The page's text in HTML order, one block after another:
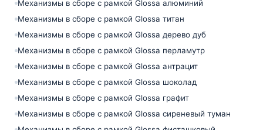
Механизмы в сборе с рамкой Glossa алюминий
Механизмы в сборе с рамкой Glossa титан
Механизмы в сборе с рамкой Glossa дерево дуб
Механизмы в сборе с рамкой Glossa перламутр
Механизмы в сборе с рамкой Glossa антрацит
Механизмы в сборе с рамкой Glossa шоколад
Механизмы в сборе с рамкой Glossa графит
Механизмы в сборе с рамкой Glossa сиреневый туман